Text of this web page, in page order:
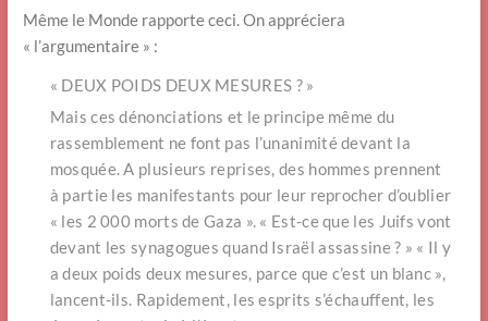
Même le Monde rapporte ceci. On appréciera
« l’argumentaire » :
« DEUX POIDS DEUX MESURES ? »
Mais ces dénonciations et le principe même du
rassemblement ne font pas l’unanimité devant la
mosquée. A plusieurs reprises, des hommes prennent
à partie les manifestants pour leur reprocher d’oublier
« les 2 000 morts de Gaza ». « Est-ce que les Juifs vont
devant les synagogues quand Israël assassine ? » « Il y
a deux poids deux mesures, parce que c’est un blanc »,
lancent-ils. Rapidement, les esprits s’échauffent, les